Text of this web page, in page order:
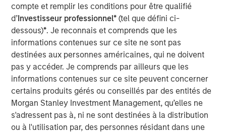
compte et remplir les conditions pour être qualifié
d’Investisseur professionnel*(tel que défini ci-
dessous)*. Je reconnais et comprends que les
informations contenues sur ce site ne sont pas
destinées aux personnes américaines, qui ne doivent
pas y accéder. Je comprends par ailleurs que les
informations contenues sur ce site peuvent concerner
certains produits gérés ou conseillés par des entités de
Morgan Stanley Investment Management, qu’elles ne
s'adressent pas à, ni ne sont destinées à la distribution
ou à l'utilisation par, des personnes résidant dans une
2026.
The story of the municipal bond market for 2025 was a
tale of two distinctly different halves, especially for the
long end of the yield curve. Longer-term munis
underperformed significantly in the first half, but came
roaring back in the second half. The pattern was reversed
for the shorter end of the curve, as the first half of the
year outpaced the second half. The good news is that we
believe the muni market for 2026 is offering much the
same potential for strong gains that attracted investors in
the latter half of 2025.